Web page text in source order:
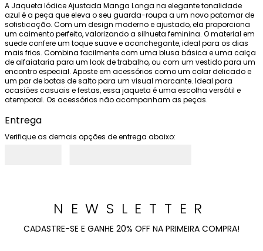
A Jaqueta Iódice Ajustada Manga Longa na elegante tonalidade
azul é a peça que eleva o seu guarda-roupa a um novo patamar de
sofisticação. Com um design moderno e ajustado, ela proporciona
um caimento perfeito, valorizando a silhueta feminina. O material em
suede confere um toque suave e aconchegante, ideal para os dias
mais frios. Combina facilmente com uma blusa básica e uma calça
de alfaiataria para um look de trabalho, ou com um vestido para um
encontro especial. Aposte em acessórios como um colar delicado e
um par de botas de salto para um visual marcante. Ideal para
ocasiões casuais e festas, essa jaqueta é uma escolha versátil e
atemporal. Os acessórios não acompanham as peças.
Entrega
Verifique as demais opções de entrega abaixo:
NEWSLETTER
CADASTRE-SE E GANHE 20% OFF NA PRIMEIRA COMPRA!